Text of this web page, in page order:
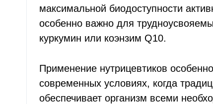
максимальной биодоступности
особенно важно для
куркумин или коэнзим Q10.
Применение нутрицевтиков
современных условиях, когда
обеспечивает организм всеми